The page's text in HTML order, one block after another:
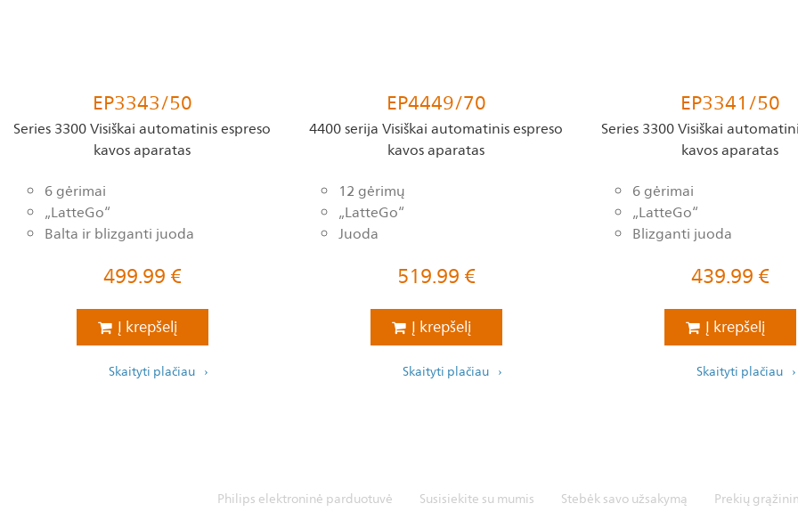
EP3343/50
Series 3300 Visiškai automatinis espreso
kavos aparatas
6 gėrimai
„LatteGo“
Balta ir blizganti juoda
499.99€
Į krepšelį
Skaityti plačiau
EP4449/70
4400 serija Visiškai automatinis espreso
kavos aparatas
12 gėrimų
„LatteGo“
Juoda
519.99€
Į krepšelį
Skaityti plačiau
EP3341/50
Series 3300 Visiškai
kavos aparatas
6 gėrimai
„LatteGo“
Blizganti juoda
439.99€
Į krepšelį
Skaityti plačiau
Philips elektroninė parduotuvė Susisiekite su mumis Stebėk savo užsakymą Prekių